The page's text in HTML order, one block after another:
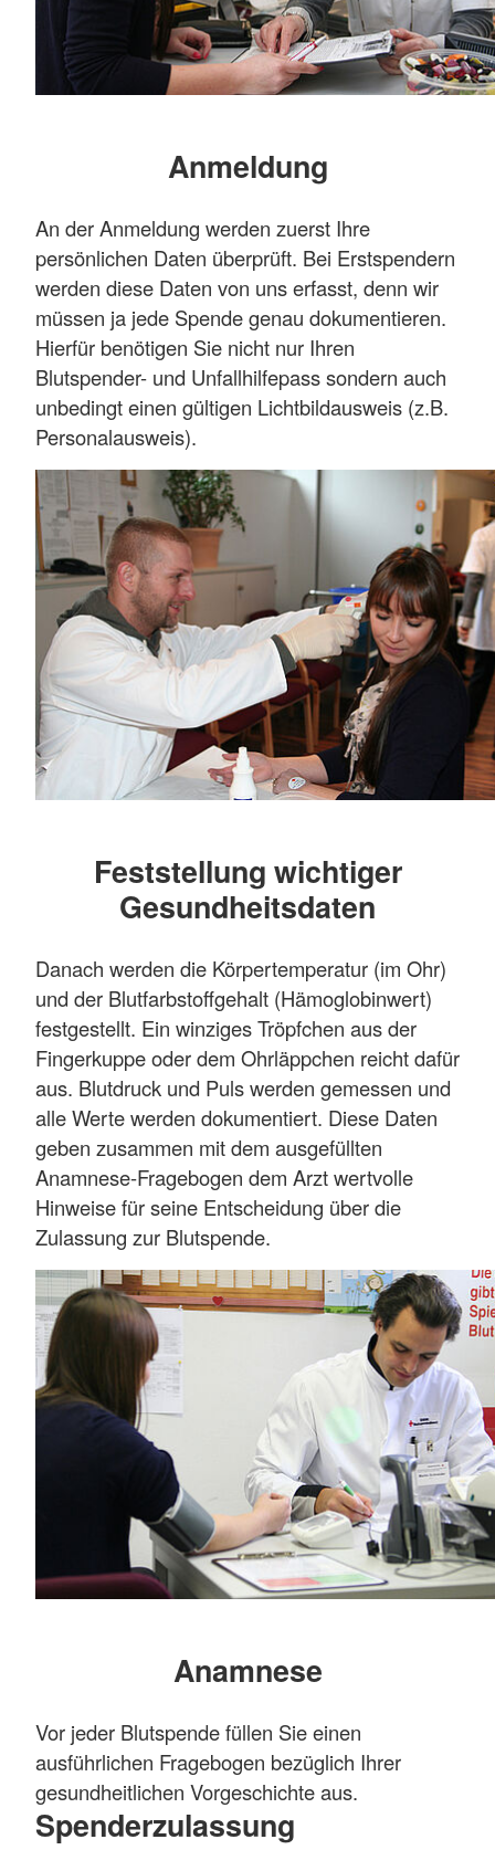
Anmeldung
An der Anmeldung werden zuerst Ihre
persönlichen Daten überprüft. Bei Erstspendern
werden diese Daten von uns erfasst, denn wir
müssen ja jede Spende genau dokumentieren.
Hierfür benötigen Sie nicht nur Ihren
Blutspender- und Unfallhilfepass sondern auch
unbedingt einen gültigen Lichtbildausweis (z.B.
Personalausweis).
Feststellung wichtiger
Gesundheitsdaten
Danach werden die Körpertemperatur (im Ohr)
und der Blutfarbstoffgehalt (Hämoglobinwert)
festgestellt. Ein winziges Tröpfchen aus der
Fingerkuppe oder dem Ohrläppchen reicht dafür
aus. Blutdruck und Puls werden gemessen und
alle Werte werden dokumentiert. Diese Daten
geben zusammen mit dem ausgefüllten
Anamnese-Fragebogen dem Arzt wertvolle
Hinweise für seine Entscheidung über die
Zulassung zur Blutspende.
Anamnese
Vor jeder Blutspende füllen Sie einen
ausführlichen Fragebogen bezüglich Ihrer
gesundheitlichen Vorgeschichte aus.
Spenderzulassung